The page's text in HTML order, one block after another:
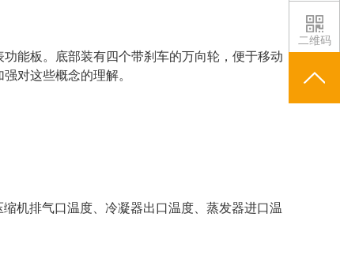
能板。底部装有四个带刹车的万向轮，便于移动
对这些概念的理解。
机排气口温度、冷凝器出口温度、蒸发器进口温
二维码